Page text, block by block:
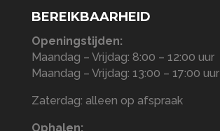
BEREIKBAARHEID
Openingstijden:
Maandag – Vrijdag: 8:00 – 12:00 uur
Maandag – Vrijdag: 13:00 – 17:00 uur
Zaterdag: alleen op afspraak
Ophalen: